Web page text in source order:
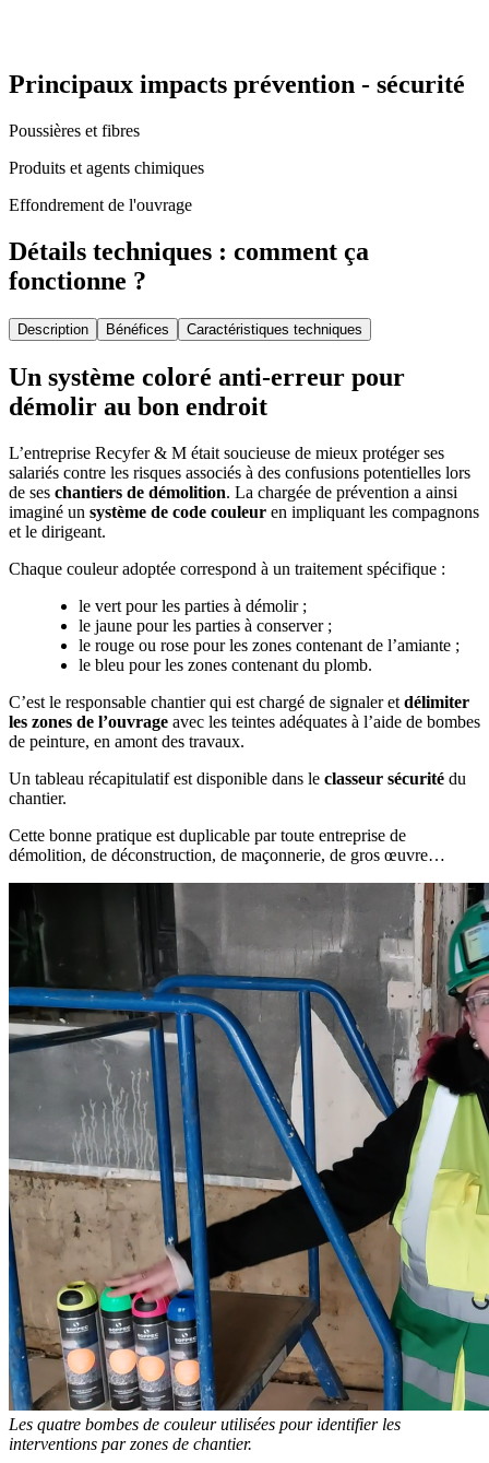
Principaux impacts prévention - sécurité
Poussières et fibres
Produits et agents chimiques
Effondrement de l'ouvrage
Détails techniques : comment ça
fonctionne ?
Description Bénéfices Caractéristiques techniques
Un système coloré anti-erreur pour
démolir au bon endroit
L’entreprise Recyfer & M était soucieuse de mieux protéger ses
salariés contre les risques associés à des confusions potentielles lors
de ses chantiers de démolition. La chargée de prévention a ainsi
imaginé un système de code couleur en impliquant les compagnons
et le dirigeant.
Chaque couleur adoptée correspond à un traitement spécifique :
le vert pour les parties à démolir ;
le jaune pour les parties à conserver ;
le rouge ou rose pour les zones contenant de l’amiante ;
le bleu pour les zones contenant du plomb.
C’est le responsable chantier qui est chargé de signaler et délimiter
les zones de l’ouvrage avec les teintes adéquates à l’aide de bombes
de peinture, en amont des travaux.
Un tableau récapitulatif est disponible dans le classeur sécurité du
chantier.
Cette bonne pratique est duplicable par toute entreprise de
démolition, de déconstruction, de maçonnerie, de gros œuvre…
Les quatre bombes de couleur utilisées pour identifier les
interventions par zones de chantier.